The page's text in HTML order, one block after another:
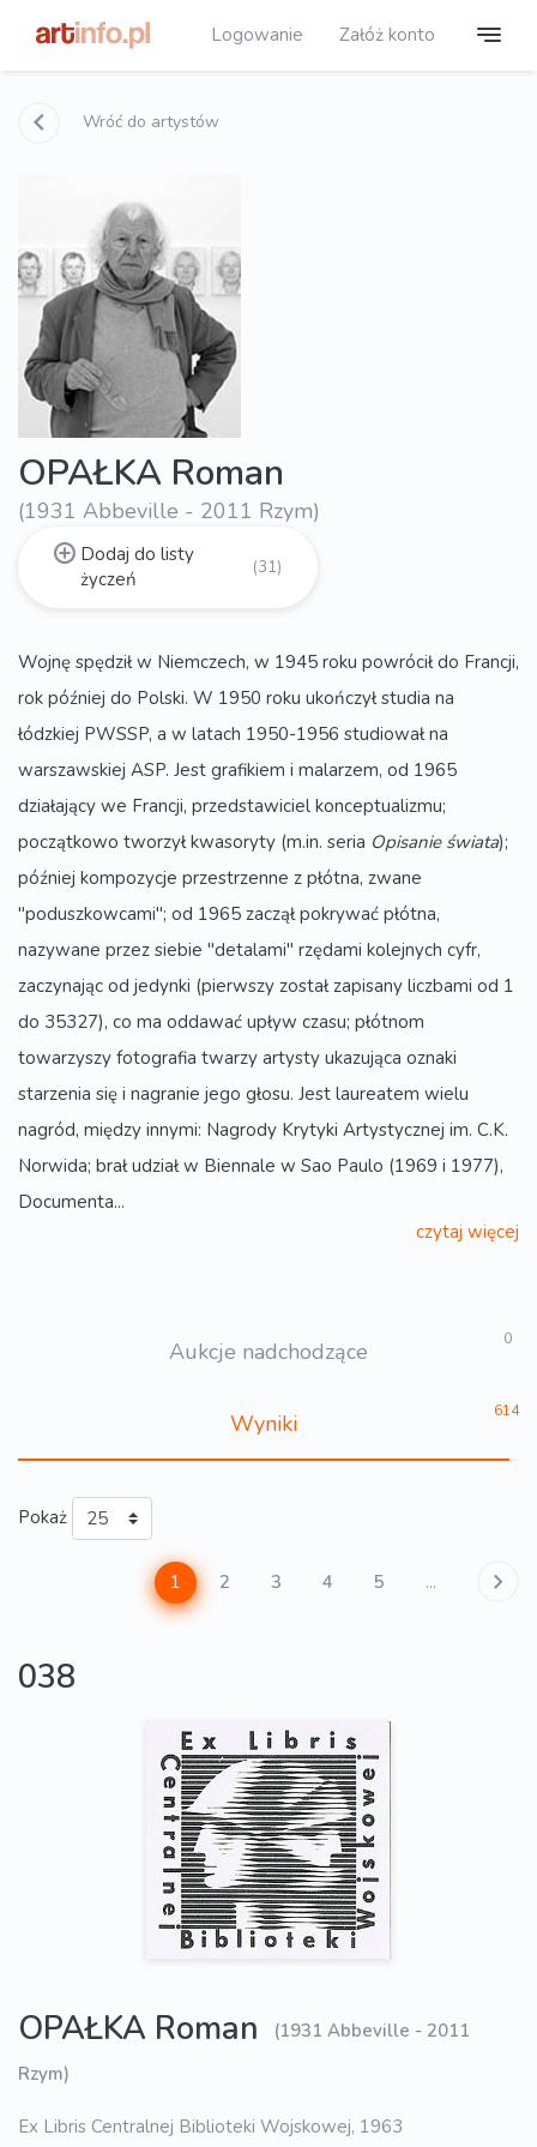
Logowanie Załóż konto
Wróć do artystów
OPAŁKA Roman
(1931 Abbeville - 2011 Rzym)
Dodaj do listy
życzeń
(31)
Wojnę spędził w Niemczech, w 1945 roku powrócił do Francji,
rok później do Polski. W 1950 roku ukończył studia na
łódzkiej PWSSP, a w latach 1950-1956 studiował na
warszawskiej ASP. Jest grafikiem i malarzem, od 1965
działający we Francji, przedstawiciel konceptualizmu;
początkowo tworzył kwasoryty (m.in. seria Opisanie świata);
później kompozycje przestrzenne z płótna, zwane
"poduszkowcami"; od 1965 zaczął pokrywać płótna,
nazywane przez siebie "detalami" rzędami kolejnych cyfr,
zaczynając od jedynki (pierwszy został zapisany liczbami od 1
do 35327), co ma oddawać upływ czasu; płótnom
towarzyszy fotografia twarzy artysty ukazująca oznaki
starzenia się i nagranie jego głosu. Jest laureatem wielu
nagród, między innymi: Nagrody Krytyki Artystycznej im. C.K.
Norwida; brał udział w Biennale w Sao Paulo (1969 i 1977),
Documenta...
czytaj więcej
Aukcje nadchodzące 0
Wyniki 614
Pokaż
1 2 3 4 5 ...
038
OPAŁKA Roman
(1931 Abbeville - 2011
Rzym)
Ex Libris Centralnej Biblioteki Wojskowej, 1963